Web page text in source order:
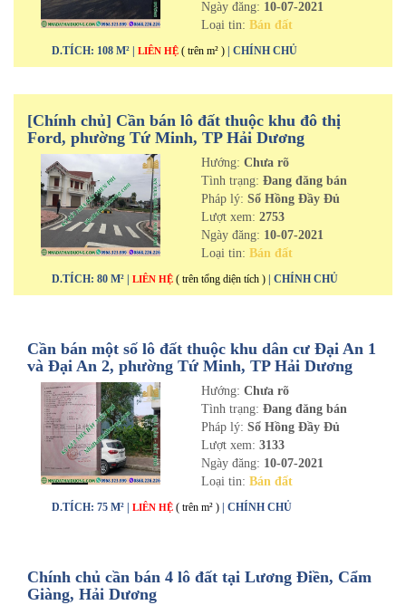
Ngày đăng: 10-07-2021
Loại tin: Bán đất
D.TÍCH: 108 M² | LIÊN HỆ ( trên m² ) | CHÍNH CHỦ
[Chính chủ] Cần bán lô đất thuộc khu đô thị
Ford, phường Tứ Minh, TP Hải Dương
Hướng: Chưa rõ
Tình trạng: Đang đăng bán
Pháp lý: Sổ Hồng Đầy Đủ
Lượt xem: 2753
Ngày đăng: 10-07-2021
Loại tin: Bán đất
D.TÍCH: 80 M² | LIÊN HỆ ( trên tổng diện tích ) | CHÍNH CHỦ
Cần bán một số lô đất thuộc khu dân cư Đại An 1
và Đại An 2, phường Tứ Minh, TP Hải Dương
Hướng: Chưa rõ
Tình trạng: Đang đăng bán
Pháp lý: Sổ Hồng Đầy Đủ
Lượt xem: 3133
Ngày đăng: 10-07-2021
Loại tin: Bán đất
D.TÍCH: 75 M² | LIÊN HỆ ( trên m² ) | CHÍNH CHỦ
Chính chủ cần bán 4 lô đất tại Lương Điền, Cẩm
Giàng, Hải Dương